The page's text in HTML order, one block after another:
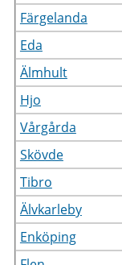
Färgelanda
Eda
Älmhult
Hjo
Vårgårda
Skövde
Tibro
Älvkarleby
Enköping